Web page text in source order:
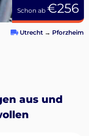
Schon ab €256
Utrecht → Pforzheim
aus und